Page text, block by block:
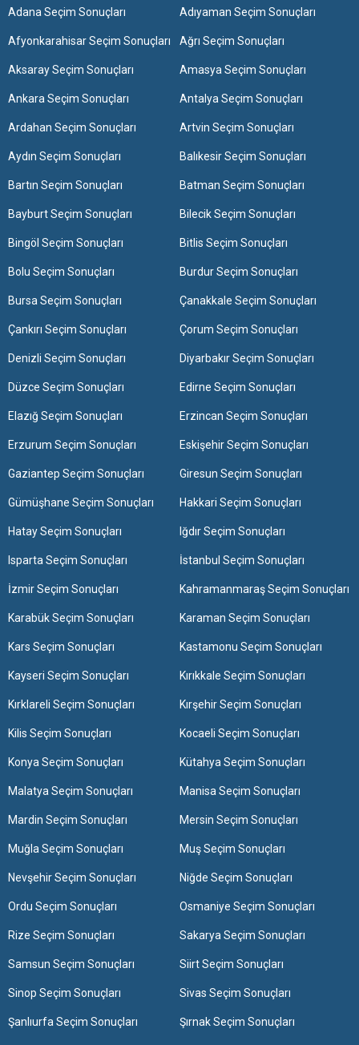
Adana Seçim Sonuçları Adıyaman Seçim Sonuçları
Afyonkarahisar Seçim Sonuçları Ağrı Seçim Sonuçları
Aksaray Seçim Sonuçları Amasya Seçim Sonuçları
Ankara Seçim Sonuçları Antalya Seçim Sonuçları
Ardahan Seçim Sonuçları Artvin Seçim Sonuçları
Aydın Seçim Sonuçları Balıkesir Seçim Sonuçları
Bartın Seçim Sonuçları Batman Seçim Sonuçları
Bayburt Seçim Sonuçları Bilecik Seçim Sonuçları
Bingöl Seçim Sonuçları Bitlis Seçim Sonuçları
Bolu Seçim Sonuçları Burdur Seçim Sonuçları
Bursa Seçim Sonuçları Çanakkale Seçim Sonuçları
Çankırı Seçim Sonuçları Çorum Seçim Sonuçları
Denizli Seçim Sonuçları Diyarbakır Seçim Sonuçları
Düzce Seçim Sonuçları Edirne Seçim Sonuçları
Elazığ Seçim Sonuçları Erzincan Seçim Sonuçları
Erzurum Seçim Sonuçları Eskişehir Seçim Sonuçları
Gaziantep Seçim Sonuçları Giresun Seçim Sonuçları
Gümüşhane Seçim Sonuçları Hakkari Seçim Sonuçları
Hatay Seçim Sonuçları Iğdır Seçim Sonuçları
Isparta Seçim Sonuçları İstanbul Seçim Sonuçları
İzmir Seçim Sonuçları Kahramanmaraş Seçim Sonuçları
Karabük Seçim Sonuçları Karaman Seçim Sonuçları
Kars Seçim Sonuçları Kastamonu Seçim Sonuçları
Kayseri Seçim Sonuçları Kırıkkale Seçim Sonuçları
Kırklareli Seçim Sonuçları Kırşehir Seçim Sonuçları
Kilis Seçim Sonuçları Kocaeli Seçim Sonuçları
Konya Seçim Sonuçları Kütahya Seçim Sonuçları
Malatya Seçim Sonuçları Manisa Seçim Sonuçları
Mardin Seçim Sonuçları Mersin Seçim Sonuçları
Muğla Seçim Sonuçları Muş Seçim Sonuçları
Nevşehir Seçim Sonuçları Niğde Seçim Sonuçları
Ordu Seçim Sonuçları Osmaniye Seçim Sonuçları
Rize Seçim Sonuçları Sakarya Seçim Sonuçları
Samsun Seçim Sonuçları Siirt Seçim Sonuçları
Sinop Seçim Sonuçları Sivas Seçim Sonuçları
Şanlıurfa Seçim Sonuçları Şırnak Seçim Sonuçları